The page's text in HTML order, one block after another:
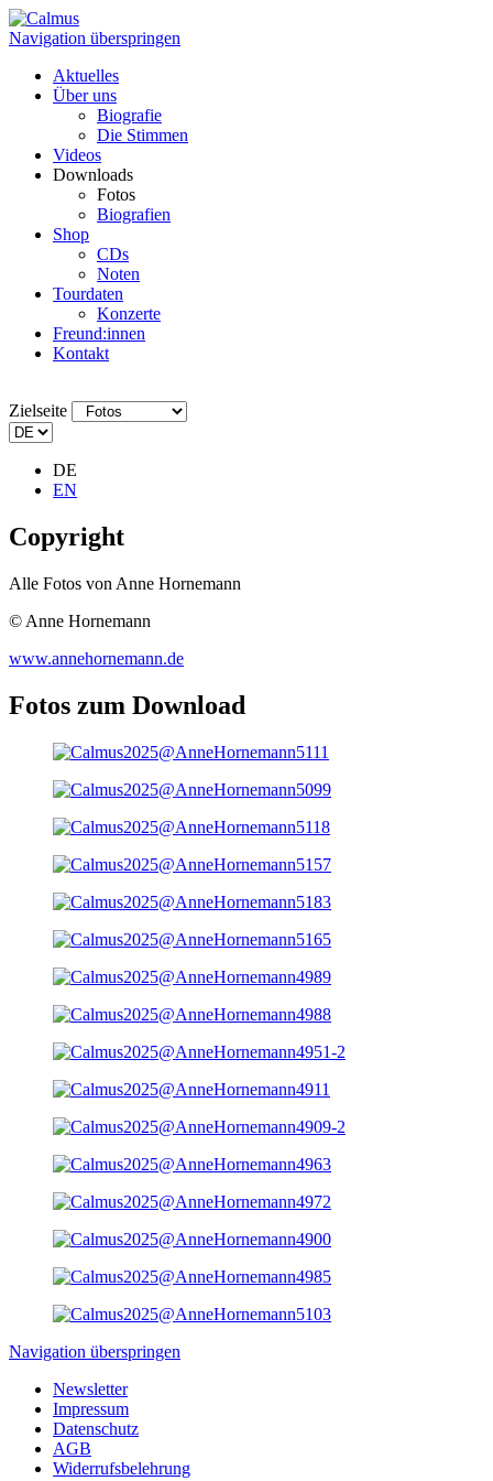
Navigation überspringen
Aktuelles
Über uns
Biografie
Die Stimmen
Videos
Downloads
Fotos
Biografien
Shop
CDs
Noten
Tourdaten
Konzerte
Freund:innen
Kontakt
Zielseite
DE
EN
Copyright
Alle Fotos von Anne Hornemann
© Anne Hornemann
www.annehornemann.de
Fotos zum Download
Navigation überspringen
Newsletter
Impressum
Datenschutz
AGB
Widerrufsbelehrung